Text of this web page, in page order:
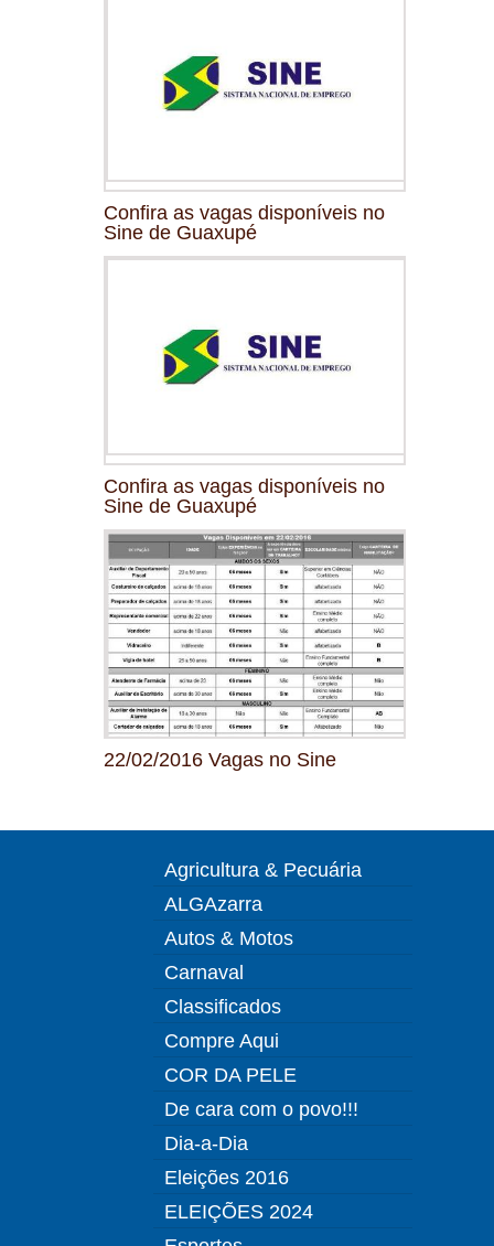
Confira as vagas disponíveis no
Sine de Guaxupé
Confira as vagas disponíveis no
Sine de Guaxupé
22/02/2016 Vagas no Sine
Agricultura & Pecuária
ALGAzarra
Autos & Motos
Carnaval
Classificados
Compre Aqui
COR DA PELE
De cara com o povo!!!
Dia-a-Dia
Eleições 2016
ELEIÇÕES 2024